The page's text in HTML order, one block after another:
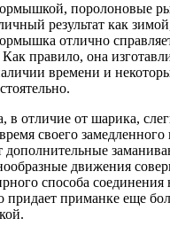
поролоновые
результат как
отлично
правило, она
времени и
отличие от шарика,
своего замедленного
дополнительные
движения
способа
приманке еще